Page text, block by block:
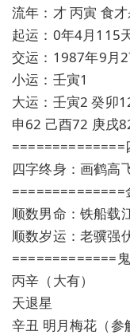
流年：才 丙寅 食
起运：0年4月115
交运：1987年9月
小运：壬寅1
大运：壬寅2 癸卯
申62 己酉72 庚戌
四字终身：画鹤高
顺数男命：铁船载
顺数岁运：老骥强
=============
丙辛（大有）
天退星
辛丑 明月梅花（参